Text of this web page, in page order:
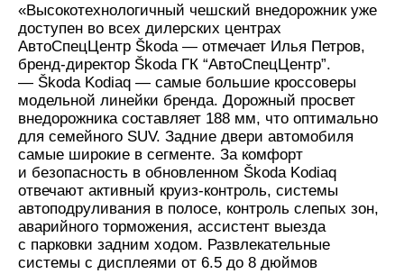
«Высокотехнологичный чешский внедорожник уже
доступен во всех дилерских центрах
АвтоСпецЦентр Škoda — отмечает Илья Петров,
бренд-директор Škoda ГК “АвтоСпецЦентр”.
— Škoda Kodiaq — самые большие кроссоверы
модельной линейки бренда. Дорожный просвет
внедорожника составляет 188 мм, что оптимально
для семейного SUV. Задние двери автомобиля
самые широкие в сегменте. За комфорт
и безопасность в обновленном Škoda Kodiaq
отвечают активный круиз-контроль, системы
автоподруливания в полосе, контроль слепых зон,
аварийного торможения, ассистент выезда
с парковки задним ходом. Развлекательные
системы с дисплеями от 6.5 до 8 дюймов